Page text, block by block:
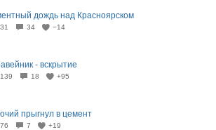
дождь над Красноярском
34 −14
- вскрытие
18 +95
прыгнул в цемент
7 +19